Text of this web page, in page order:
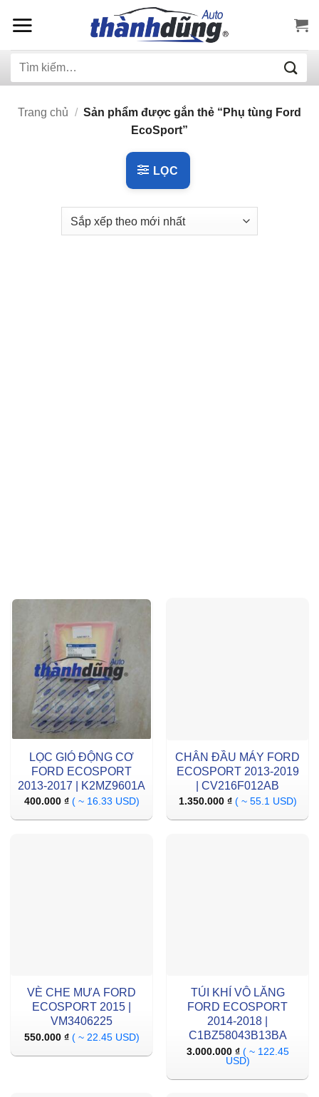
qua
dung
Tìm
Trang chủ / Sản phẩm được gắn thẻ “Phụ tùng Ford
EcoSport”
LỌC
LỌC GIÓ ĐỘNG CƠ
FORD ECOSPORT
2013-2017 | K2MZ9601A
400.000 ₫ ( ~ 16.33 USD)
CHÂN ĐẦU MÁY FORD
ECOSPORT 2013-2019
| CV216F012AB
1.350.000 ₫ ( ~ 55.1 USD)
VÈ CHE MƯA FORD
ECOSPORT 2015 |
VM3406225
550.000 ₫ ( ~ 22.45 USD)
TÚI KHÍ VÔ LĂNG
FORD ECOSPORT
2014-2018 |
C1BZ58043B13BA
3.000.000 ₫ ( ~ 122.45
USD)